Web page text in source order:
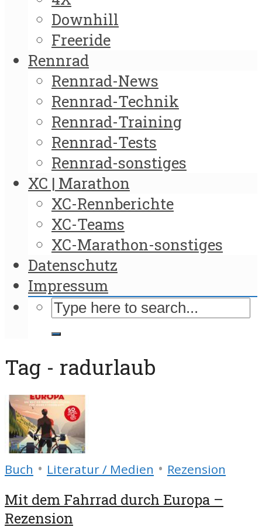
Downhill
Freeride
Rennrad
Rennrad-News
Rennrad-Technik
Rennrad-Training
Rennrad-Tests
Rennrad-sonstiges
XC | Marathon
XC-Rennberichte
XC-Teams
XC-Marathon-sonstiges
Datenschutz
Impressum
Tag - radurlaub
Buch • Literatur / Medien • Rezension
Mit dem Fahrrad durch Europa –
Rezension